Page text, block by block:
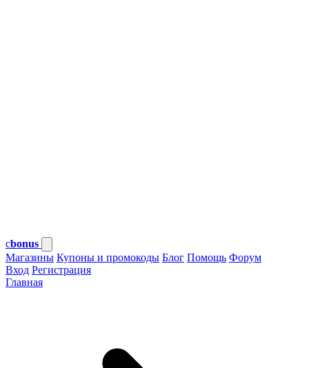
cbonus
Магазины Купоны и промокоды Блог Помощь Форум
Вход Регистрация
Главная